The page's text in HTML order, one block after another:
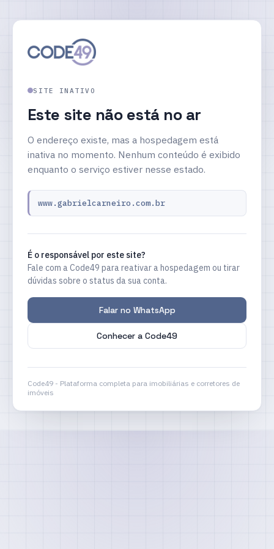
SITE INATIVO
Este site não está no ar
O endereço existe, mas a hospedagem está
inativa no momento. Nenhum conteúdo é exibido
enquanto o serviço estiver nesse estado.
www.gabrielcarneiro.com.br
É o responsável por este site?
Fale com a Code49 para reativar a hospedagem ou tirar
dúvidas sobre o status da sua conta.
Falar no WhatsApp
Conhecer a Code49
Code49 - Plataforma completa para imobiliárias e corretores de
imóveis